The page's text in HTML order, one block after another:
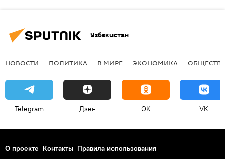
Узбекистан
НОВОСТИ ПОЛИТИКА В МИРЕ ЭКОНОМИКА
Telegram Дзен OK VK
О проекте Контакты Правила использования